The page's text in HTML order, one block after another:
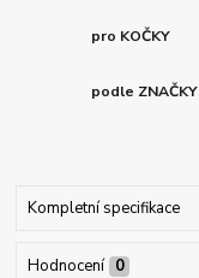
pro KOČKY
podle ZNAČKY
Kompletní specifikace
Hodnocení 0